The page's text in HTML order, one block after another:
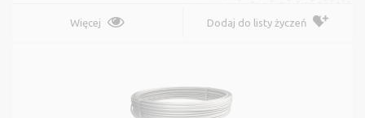
Więcej Dodaj do listy życzeń